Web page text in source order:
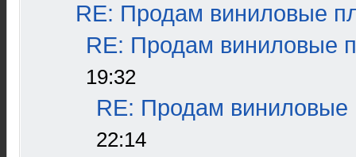
RE: Продам виниловые
RE: Продам виниловые
19:32
RE: Продам виниловые
22:14